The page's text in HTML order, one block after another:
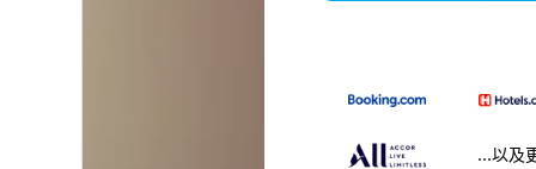
...以及